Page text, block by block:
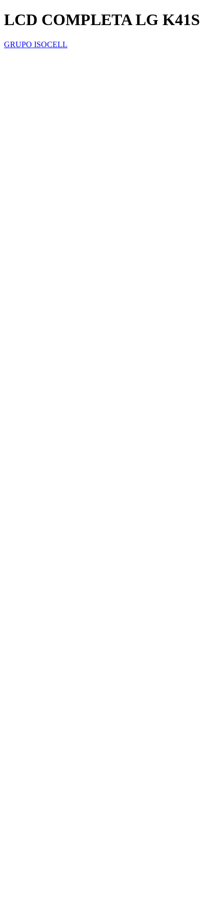
LCD COMPLETA LG K41S
GRUPO ISOCELL